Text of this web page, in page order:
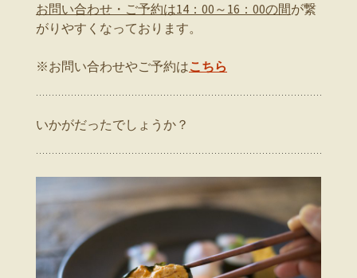
お問い合わせ・ご予約は14：00～16：00の間が繋
がりやすくなっております。
※お問い合わせやご予約はこちら
いかがだったでしょうか？